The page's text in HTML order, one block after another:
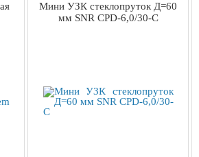
Мини УЗК стеклопруток Д=60
мм SNR CPD-6,0/30-C